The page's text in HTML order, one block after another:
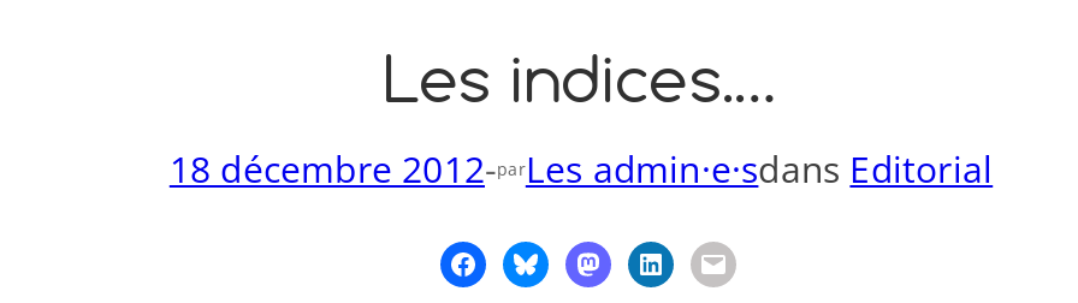
Les indices.…
18 décembre 2012-parLes admin·e·sdans Editorial